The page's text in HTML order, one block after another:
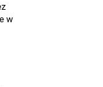
w